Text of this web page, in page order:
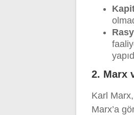
2. Marx
Karl
Marx’a